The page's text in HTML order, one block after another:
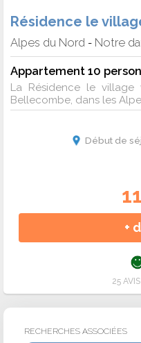
Résidence le
Alpes du Nord - Notre
La Résidence le
Bellecombe, dans les
Début de
+
25
RECHERCHES ASSOCIÉES